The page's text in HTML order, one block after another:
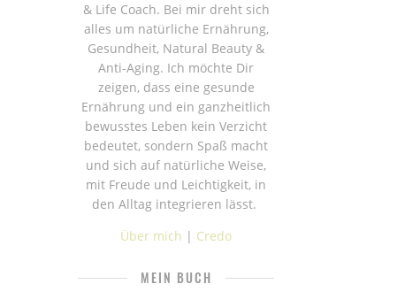
& Life Coach. Bei mir dreht sich
alles um natürliche Ernährung,
Gesundheit, Natural Beauty &
Anti-Aging. Ich möchte Dir
zeigen, dass eine gesunde
Ernährung und ein ganzheitlich
bewusstes Leben kein Verzicht
bedeutet, sondern Spaß macht
und sich auf natürliche Weise,
mit Freude und Leichtigkeit, in
den Alltag integrieren lässt.
Über mich | Credo
MEIN BUCH